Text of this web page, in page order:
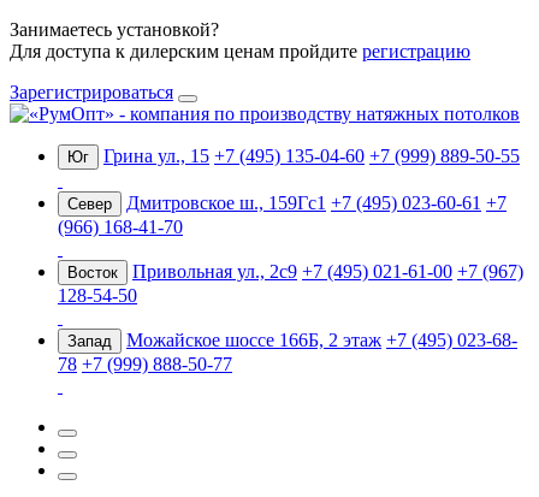
Занимаетесь установкой?
Для доступа к дилерским ценам пройдите регистрацию
Зарегистрироваться
Юг Грина ул., 15 +7 (495) 135-04-60 +7 (999) 889-50-55
Север Дмитровское ш., 159Гс1 +7 (495) 023-60-61 +7
(966) 168-41-70
Восток Привольная ул., 2с9 +7 (495) 021-61-00 +7 (967)
128-54-50
Запад Можайское шоссе 166Б, 2 этаж +7 (495) 023-68-
78 +7 (999) 888-50-77